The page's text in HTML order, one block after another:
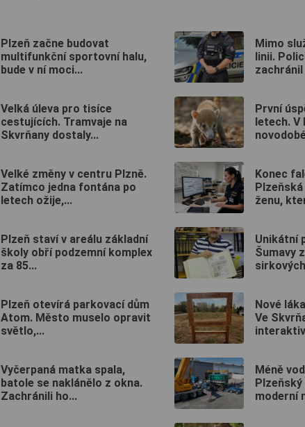
Plzeň začne budovat
multifunkční sportovní halu,
bude v ní moci...
Velká úleva pro tisíce
cestujících. Tramvaje na
Skvrňany dostaly...
Velké změny v centru Plzně.
Zatímco jedna fontána po
letech ožije,...
Plzeň staví v areálu základní
školy obří podzemní komplex
za 85...
Plzeň otevírá parkovací dům
Atom. Město muselo opravit
světlo,...
Vyčerpaná matka spala,
batole se naklánělo z okna.
Zachránili ho...
Mimo
linii.
První
letech. V
Konec
ženu,
Unikátní
Šumavy
Nové
Ve
Méně
moderní